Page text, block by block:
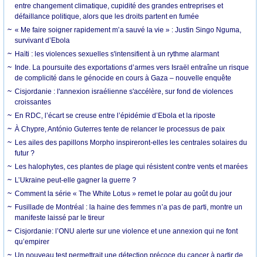
entre changement climatique, cupidité des grandes entreprises et
défaillance politique, alors que les droits partent en fumée
« Me faire soigner rapidement m’a sauvé la vie » : Justin Singo Nguma,
survivant d’Ebola
Haïti : les violences sexuelles s'intensifient à un rythme alarmant
Inde. La poursuite des exportations d’armes vers Israël entraîne un risque
de complicité dans le génocide en cours à Gaza – nouvelle enquête
Cisjordanie : l'annexion israélienne s'accélère, sur fond de violences
croissantes
En RDC, l’écart se creuse entre l’épidémie d’Ebola et la riposte
À Chypre, António Guterres tente de relancer le processus de paix
Les ailes des papillons Morpho inspireront-elles les centrales solaires du
futur ?
Les halophytes, ces plantes de plage qui résistent contre vents et marées
L’Ukraine peut-elle gagner la guerre ?
Comment la série « The White Lotus » remet le polar au goût du jour
Fusillade de Montréal : la haine des femmes n’a pas de parti, montre un
manifeste laissé par le tireur
Cisjordanie: l’ONU alerte sur une violence et une annexion qui ne font
qu’empirer
Un nouveau test permettrait une détection précoce du cancer à partir de